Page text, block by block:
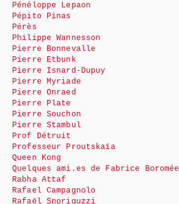
Pénéloppe Lepaon
Pépito Pinas
Pérès
Philippe Wannesson
Pierre Bonnevalle
Pierre Etbunk
Pierre Isnard-Dupuy
Pierre Myriade
Pierre Onraed
Pierre Plate
Pierre Souchon
Pierre Stambul
Prof Détruit
Professeur Proutskaïa
Queen Kong
Quelques ami.es de Fabrice Boromée
Rabha Attaf
Rafael Campagnolo
Rafaël Snoriguzzi